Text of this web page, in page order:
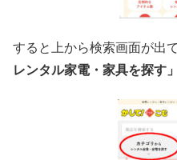
すると上から検索画面が出
レンタル家電・家具を探す」